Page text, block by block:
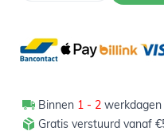
Binnen 1 - 2 werkdagen
Gratis verstuurd vanaf